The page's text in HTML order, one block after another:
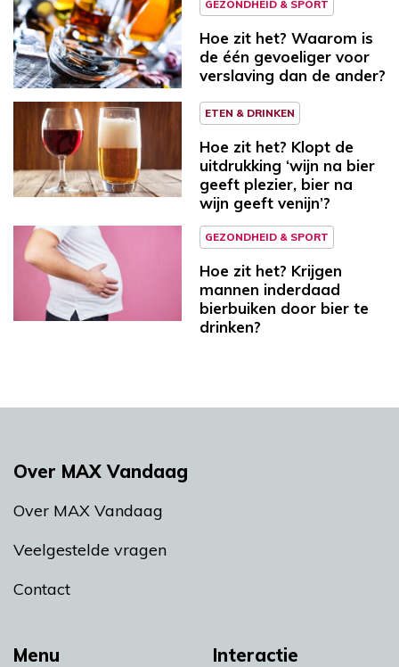
GEZONDHEID & SPORT
Hoe zit het? Waarom is
de één gevoeliger voor
verslaving dan de ander?
ETEN & DRINKEN
Hoe zit het? Klopt de
uitdrukking ‘wijn na bier
geeft plezier, bier na
wijn geeft venijn’?
GEZONDHEID & SPORT
Hoe zit het? Krijgen
mannen inderdaad
bierbuiken door bier te
drinken?
Menu Interactie
Over MAX Vandaag
Over MAX Vandaag
Veelgestelde vragen
Contact